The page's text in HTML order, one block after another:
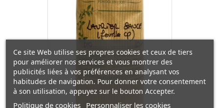
Ce site Web utilise ses propres cookies et ceux de tiers
pour améliorer nos services et vous montrer des
publicités liées à vos préférences en analysant vos
habitudes de navigation. Pour donner votre consentement
à son utilisation, appuyez sur le bouton Accepter.
Politique de cookies Personnaliser les cookies